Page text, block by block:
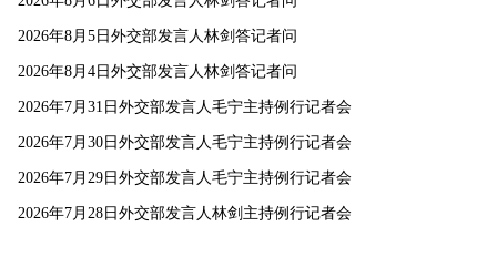
2026年8月5日外交部发言人林剑答记者问
2026年8月4日外交部发言人林剑答记者问
2026年7月31日外交部发言人毛宁主持例行记者会
2026年7月30日外交部发言人毛宁主持例行记者会
2026年7月29日外交部发言人毛宁主持例行记者会
2026年7月28日外交部发言人林剑主持例行记者会